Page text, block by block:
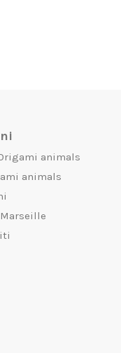
animals
animals